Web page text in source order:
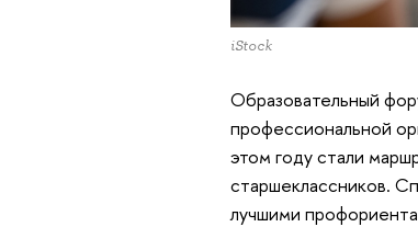
iStock
Образовательный
профессиональной
этом году стали
старшеклассников.
лучшими